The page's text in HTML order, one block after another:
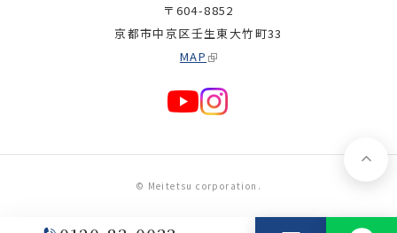
〒604-8852
京都市中京区壬生東大竹町33
MAP
© Meitetsu corporation.